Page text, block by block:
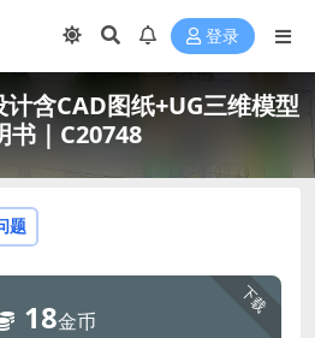
登录
含CAD图纸+UG三维模型
书｜C20748
题
下载
18金币